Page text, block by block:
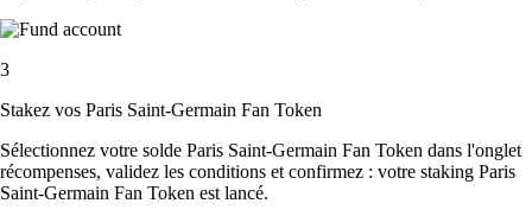
3
Stakez vos Paris Saint-Germain Fan Token
Sélectionnez votre solde Paris Saint-Germain Fan Token dans l'onglet
récompenses, validez les conditions et confirmez : votre staking Paris
Saint-Germain Fan Token est lancé.